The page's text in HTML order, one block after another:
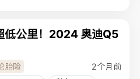
低公里！2024 奥迪Q5
胎险
2个月前